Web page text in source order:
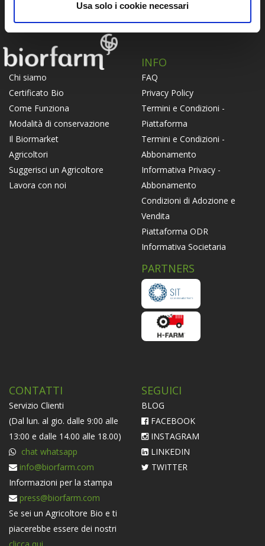
Usa solo i cookie necessari
Chi siamo
Certificato Bio
Come Funziona
Modalità di conservazione
Il Biormarket
Agricoltori
Suggerisci un Agricoltore
Lavora con noi
INFO
FAQ
Privacy Policy
Termini e Condizioni -
Piattaforma
Termini e Condizioni -
Abbonamento
Informativa Privacy -
Abbonamento
Condizioni di Adozione e
Vendita
Piattaforma ODR
Informativa Societaria
PARTNERS
CONTATTI
Servizio Clienti
(Dal lun. al gio. dalle 9:00 alle
13:00 e dalle 14.00 alle 18.00)
chat whatsapp
info@biorfarm.com
Informazioni per la stampa
press@biorfarm.com
Se sei un Agricoltore Bio e ti
piacerebbe essere dei nostri
SEGUICI
BLOG
FACEBOOK
INSTAGRAM
LINKEDIN
TWITTER